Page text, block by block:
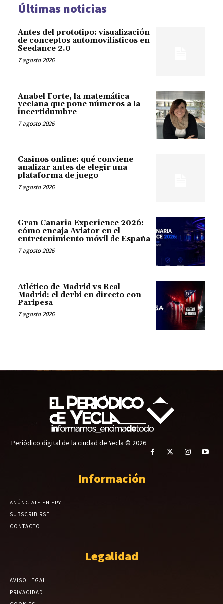
Últimas noticias
Antes del prototipo: visualización
de conceptos automovilísticos en
Seedance 2.0
7 agosto 2026
Anabel Forte, la matemática
yeclana que pone números a la
incertidumbre
7 agosto 2026
Casinos online: qué conviene
analizar antes de elegir una
plataforma de juego
7 agosto 2026
Gran Canaria Experience 2026:
cómo encaja Aviator en el
entretenimiento móvil de España
7 agosto 2026
Atlético de Madrid vs Real
Madrid: el derbi en directo con
Paripesa
7 agosto 2026
Periódico digital de la ciudad de Yecla © 2026
Información
ANÚNCIATE EN EPY
SUBSCRIBIRSE
CONTACTO
Legalidad
AVISO LEGAL
PRIVACIDAD